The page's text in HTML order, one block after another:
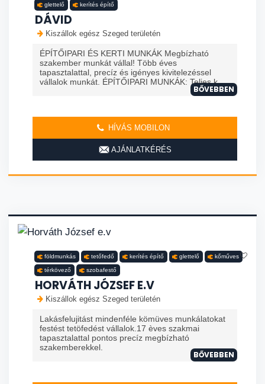
glettelő kerítés építő
DÁVID
Kiszállok egész Szeged területén
ÉPÍTŐIPARI ÉS KERTI MUNKÁK Megbízható
szakember munkát vállal! Több éves
tapasztalattal, precíz és igényes kivitelezéssel
vállalok munkát. ÉPÍTŐIPARI MUNKÁK: Teljes k...
BŐVEBBEN
HÍVÁS MOBILON
AJÁNLATKÉRÉS
földmunkás tetőfedő kerítés építő glettelő kőműves
térkövező szobafestő
HORVÁTH JÓZSEF E.V
Kiszállok egész Szeged területén
Lakásfelujitást mindenféle kömüves munkálatokat
festést tetöfedést vállalok.17 èves szakmai
tapasztalattal pontos precíz megbízható
szakemberekkel.
BŐVEBBEN